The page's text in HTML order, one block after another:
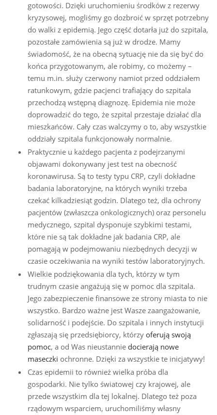
gotowości. Dzięki uruchomieniu środków z rezerwy
kryzysowej, mogliśmy go dozbroić w sprzęt potrzebny
do walki z epidemią. Jego część dotarła już do szpitala,
pozostałe zamówienia są już w drodze. Mamy
świadomość, że na obecną sytuację nie da się być do
końca przygotowanym, ale robimy, co możemy –
temu m.in. służy czerwony namiot przed oddziałem
ratunkowym, gdzie pacjenci trafiający do szpitala
przechodzą wstępną diagnozę. Epidemia nie może
doprowadzić do tego, że szpital przestaje działać dla
mieszkańców. Cały czas walczymy o to, aby wszystkie
oddziały szpitala funkcjonowały normalnie.
Praktycznie u każdego pacjenta z podejrzanymi
objawami dokonywany jest test na obecność
koronawirusa. Są to testy typu CRP, czyli dokładne
badania laboratoryjne, na których wyniki trzeba
czekać kilkadziesiąt godzin. Dlatego też, dla ochrony
pacjentów (zwłaszcza onkologicznych) oraz personelu
medycznego, szpital dysponuje szybkimi testami,
które nie są tak dokładne jak badania CRP, ale
pomagają w podejmowaniu niezbędnych decyzji w
czasie oczekiwania na wyniki testów laboratoryjnych.
Wielkie podziękowania dla tych, którzy w tym
trudnym czasie angażują się w pomoc dla szpitala.
Jego zabezpieczenie finansowe ze strony miasta to nie
wszystko. Bardzo ważne jest Wasze zaangażowanie,
solidarność i podejście. Do szpitala i innych instytucji
zgłaszają się przedsiębiorcy, którzy oferują swoją
pomoc, a od Was nieustannie docierają nowe
maseczki ochronne. Dzięki za wszystkie te inicjatywy!
Czas epidemii to również wielka próba dla
gospodarki. Nie tylko światowej czy krajowej, ale
przede wszystkim dla tej lokalnej. Dlatego też poza
rządowym wsparciem, uruchomiliśmy własny